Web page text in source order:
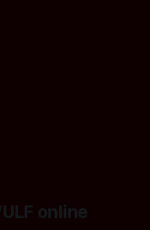
online